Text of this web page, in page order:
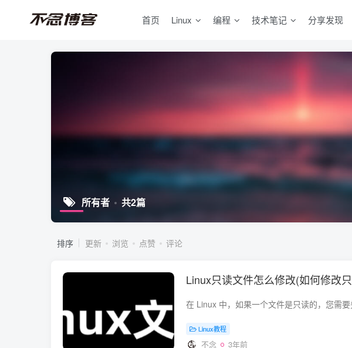
首页 Linux 编程 技术笔记 分享发现
所有者 共2篇
排序 更新 浏览 点赞 评论
Linux只读文件怎么修改(如何修改
Linux教程
不念 3年前